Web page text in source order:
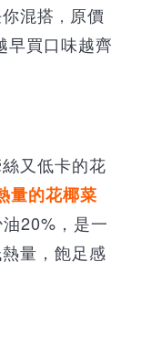
混搭 ， 原價
早買口味越齊
又低卡的花
量的花椰菜
20%，是一
量，飽足感